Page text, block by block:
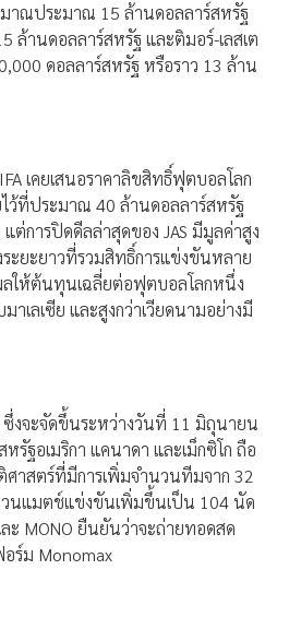
าณประมาณ 15 ล้านดอลลาร์สหรัฐ
ล้านดอลลาร์สหรัฐ และติมอร์-เลสเต
ดอลลาร์สหรัฐ หรือราว 13 ล้าน
เคยเสนอราคาลิขสิทธิ์ฟุตบอลโลก
ว้ที่ประมาณ 40 ล้านดอลลาร์สหรัฐ
ต่การปิดดีลล่าสุดของ JAS มีมูลค่าสูง
ระยะยาวที่รวมสิทธิ์การแข่งขันหลาย
ลให้ต้นทุนเฉลี่ยต่อฟุตบอลโลกหนึ่ง
าเลเซีย และสูงกว่าเวียดนามอย่างมี
งจะจัดขึ้นระหว่างวันที่ 11 มิถุนายน
รัฐอเมริกา แคนาดา และเม็กซิโก ถือ
ศาสตร์ที่มีการเพิ่มจำนวนทีมจาก 32
นแมตช์แข่งขันเพิ่มขึ้นเป็น 104 นัด
ละ MONO ยืนยันว่าจะถ่ายทอดสด
ร์ม Monomax